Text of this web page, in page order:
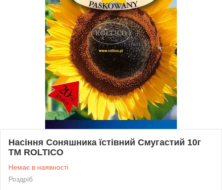
Насіння Соняшника їстівний Смугастий 10г
ТМ ROLTICO
Немає в наявності
Роздріб